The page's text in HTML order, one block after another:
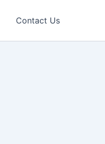
Contact Us